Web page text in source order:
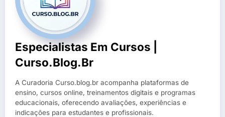
Especialistas Em Cursos |
Curso.blog.br
A Curadoria Curso.blog.br acompanha plataformas de
ensino, cursos online, treinamentos digitais e programas
educacionais, oferecendo avaliações, experiências e
indicações para estudantes e profissionais.